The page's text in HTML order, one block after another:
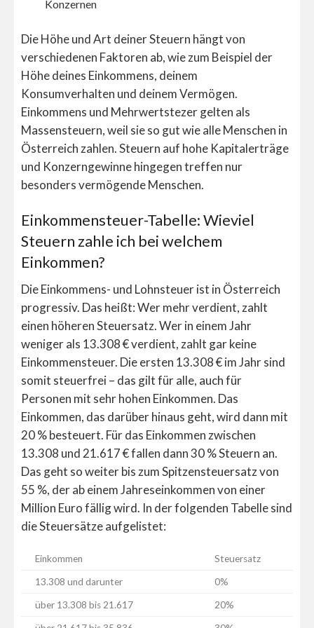
Konzernen
Die Höhe und Art deiner Steuern hängt von
verschiedenen Faktoren ab, wie zum Beispiel der
Höhe deines Einkommens, deinem
Konsumverhalten und deinem Vermögen.
Einkommens und Mehrwertstezer gelten als
Massensteuern, weil sie so gut wie alle Menschen in
Österreich zahlen. Steuern auf hohe Kapitalerträge
und Konzerngewinne hingegen treffen nur
besonders vermögende Menschen.
Einkommensteuer-Tabelle: Wieviel
Steuern zahle ich bei welchem
Einkommen?
Die Einkommens- und Lohnsteuer ist in Österreich
progressiv. Das heißt: Wer mehr verdient, zahlt
einen höheren Steuersatz. Wer in einem Jahr
weniger als 13.308 € verdient, zahlt gar keine
Einkommensteuer. Die ersten 13.308 € im Jahr sind
somit steuerfrei – das gilt für alle, auch für
Personen mit sehr hohen Einkommen. Das
Einkommen, das darüber hinaus geht, wird dann mit
20 % besteuert. Für das Einkommen zwischen
13.308 und 21.617 € fallen dann 30 % Steuern an.
Das geht so weiter bis zum Spitzensteuersatz von
55 %, der ab einem Jahreseinkommen von einer
Million Euro fällig wird. In der folgenden Tabelle sind
die Steuersätze aufgelistet:
Einkommen Steuersatz
13.308 und darunter 0%
über 13.308 bis 21.617 20%